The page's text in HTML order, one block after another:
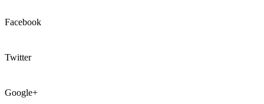
Facebook
Twitter
Google+